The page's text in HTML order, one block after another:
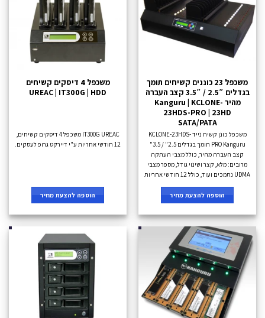
משכפל 23 כוננים קשיחים תומך
בגדלים 2.5″ / 3.5″ קצב העברה
מהיר Kanguru | KCLONE-
23HDS-PRO | 23HD
SATA/PATA
משכפל כונן קשיח נייד KCLONE-23HDS-
PRO Kanguru תומך בגדלים 2.5" / 3.5"
קצב העברה מהיר, כולל מצבי העתקה
מרובים: מלא, קצר ושינוי גודל, מספר מצבי
UDMA נתמכים ועוד, כולל 12 חודשי אחריות
הוספה להצעת מחיר
משכפל 4 דיסקים קשיחים
UREAC | IT300G | HDD
IT300G UREAC משכפל 4 דיסקים קשיחים,
12 חודשי אחריות ע"י דיירקט גרופ לעסקים.
הוספה להצעת מחיר